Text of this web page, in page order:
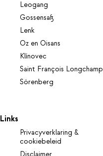
Leogang
Gossensaß
Lenk
Oz en Oisans
Klínovec
Saint François Longchamp
Sörenberg
Links
Privacyverklaring &
cookiebeleid